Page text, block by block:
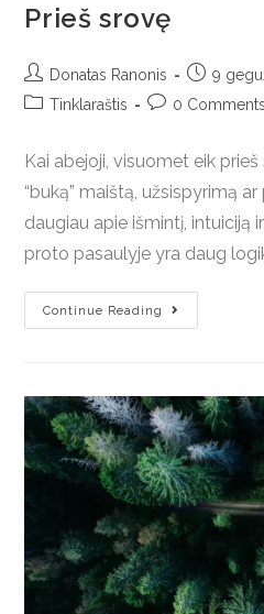
Prieš srovę
Donatas Ranonis
9
Tinklaraštis
0 Comments
Kai abejoji, visuomet eik
“buką” maištą, užsispyrimą ar
daugiau apie išmintį, intuiciją
proto pasaulyje yra daug
Continue Reading